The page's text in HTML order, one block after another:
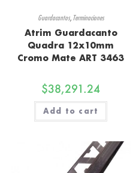
Guardacantos, Terminaciones
Atrim Guardacanto
Quadra 12x10mm
Cromo Mate ART 3463
$38,291.24
Add to cart